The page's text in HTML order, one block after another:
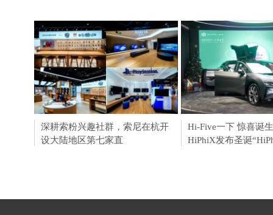
深耕索粉兴趣社群，索尼在杭开
设大陆地区第七家直
高合HiPhiX上演圣诞
Hi-Five一下 惊喜诞
HiPhiX发布圣诞